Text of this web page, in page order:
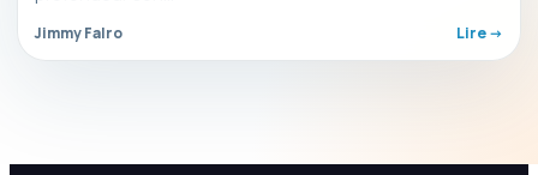
Jimmy Falro Lire ->